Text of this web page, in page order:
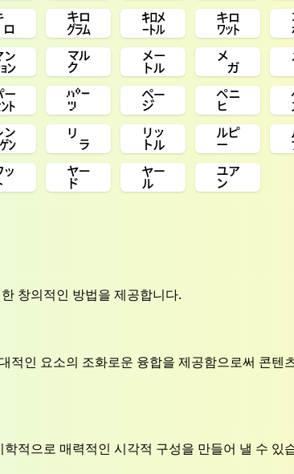
㌕ ㌖ ㌗
㍆ ㍍ ㍋
㌬ ㌻ ㌸
㍒ ㍑ ㍓
㍎ ㍏ ㍐
창의적인 방법을 제공합니다.
인 요소의 조화로운 융합을 제공함으로써 콘텐
적으로 매력적인 시각적 구성을 만들어 낼 수 있